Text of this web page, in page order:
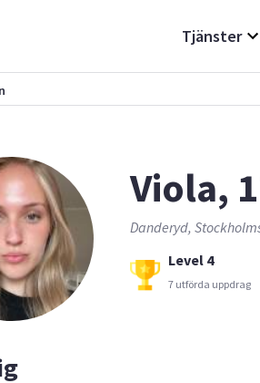
Tjänster
Viola,
Danderyd,
Level 4
7 utförda uppdrag